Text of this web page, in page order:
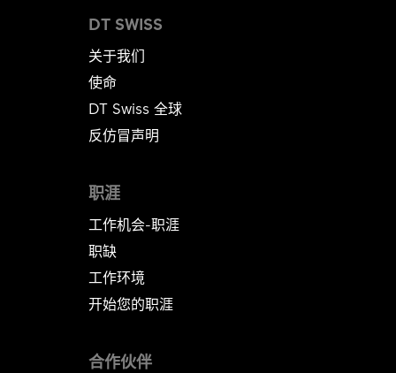
DT SWISS
关于我们
使命
DT Swiss 全球
反仿冒声明
职涯
工作机会-职涯
职缺
工作环境
开始您的职涯
合作伙伴